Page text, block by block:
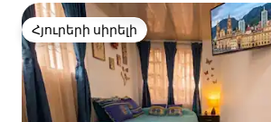
Հյուրերի սիրելի
Հյուրերի սիրելի